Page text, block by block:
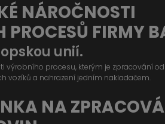
NÁROČNOSTI
FIRMY
unií.
výrobního procesu, kterým je zpracování
vozíků a nahrazení jedním nakladačem.
NA